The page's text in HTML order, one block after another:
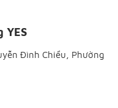
YES
Đình Chiểu, Phường